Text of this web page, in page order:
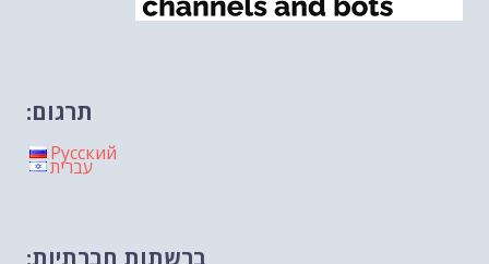
תרגום:
Русский
עברית
ברשתות חברתיות: